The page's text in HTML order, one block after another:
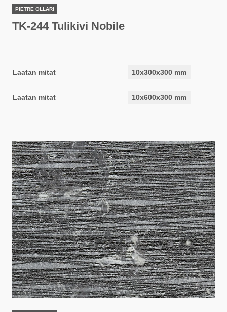
PIETRE OLLARI
TK-244 Tulikivi Nobile
Laatan mitat 10x300x300 mm
Laatan mitat 10x600x300 mm